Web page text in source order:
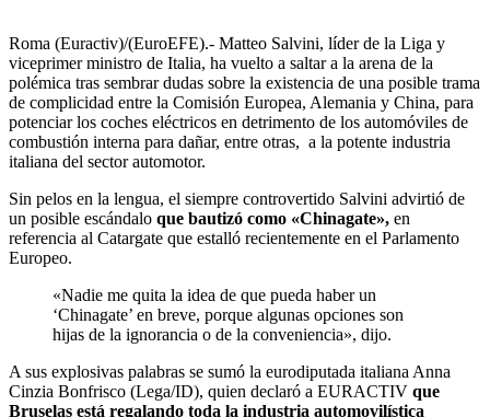
Roma (Euractiv)/(EuroEFE).- Matteo Salvini, líder de la Liga y
viceprimer ministro de Italia, ha vuelto a saltar a la arena de la
polémica tras sembrar dudas sobre la existencia de una posible trama
de complicidad entre la Comisión Europea, Alemania y China, para
potenciar los coches eléctricos en detrimento de los automóviles de
combustión interna para dañar, entre otras, a la potente industria
italiana del sector automotor.
Sin pelos en la lengua, el siempre controvertido Salvini advirtió de
un posible escándalo que bautizó como «Chinagate», en
referencia al Catargate que estalló recientemente en el Parlamento
Europeo.
«Nadie me quita la idea de que pueda haber un
‘Chinagate’ en breve, porque algunas opciones son
hijas de la ignorancia o de la conveniencia», dijo.
A sus explosivas palabras se sumó la eurodiputada italiana Anna
Cinzia Bonfrisco (Lega/ID), quien declaró a EURACTIV que
Bruselas está regalando toda la industria automovilística